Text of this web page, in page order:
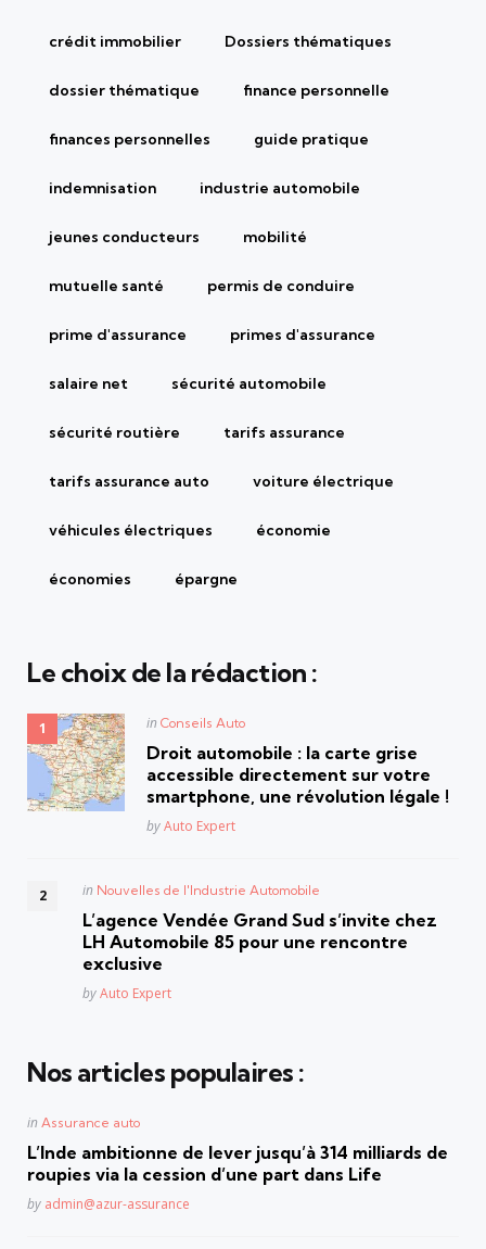
crédit immobilier Dossiers thématiques
dossier thématique finance personnelle
finances personnelles guide pratique
indemnisation industrie automobile
jeunes conducteurs mobilité
mutuelle santé permis de conduire
prime d'assurance primes d'assurance
salaire net sécurité automobile
sécurité routière tarifs assurance
tarifs assurance auto voiture électrique
véhicules électriques économie
économies épargne
Le choix de la rédaction :
Posted
in Conseils Auto
Droit automobile : la carte grise
accessible directement sur votre
smartphone, une révolution légale !
Posted
byAuto Expert
Posted
in Nouvelles de l'Industrie Automobile
L’agence Vendée Grand Sud s’invite chez
LH Automobile 85 pour une rencontre
exclusive
Posted
byAuto Expert
Nos articles populaires :
Posted
in Assurance auto
L’Inde ambitionne de lever jusqu’à 314 milliards de
roupies via la cession d’une part dans Life
Posted
by admin@azur-assurance